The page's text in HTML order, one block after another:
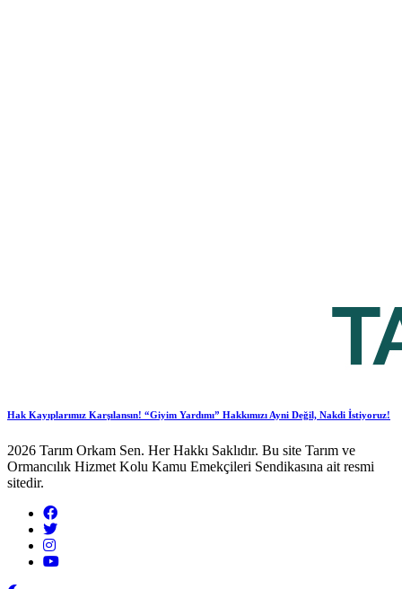
Hak Kayıplarımız Karşılansın! “Giyim Yardımı” Hakkımızı Ayni Değil, Nakdi İstiyoruz!
2026 Tarım Orkam Sen. Her Hakkı Saklıdır. Bu site Tarım ve
Ormancılık Hizmet Kolu Kamu Emekçileri Sendikasına ait resmi
sitedir.